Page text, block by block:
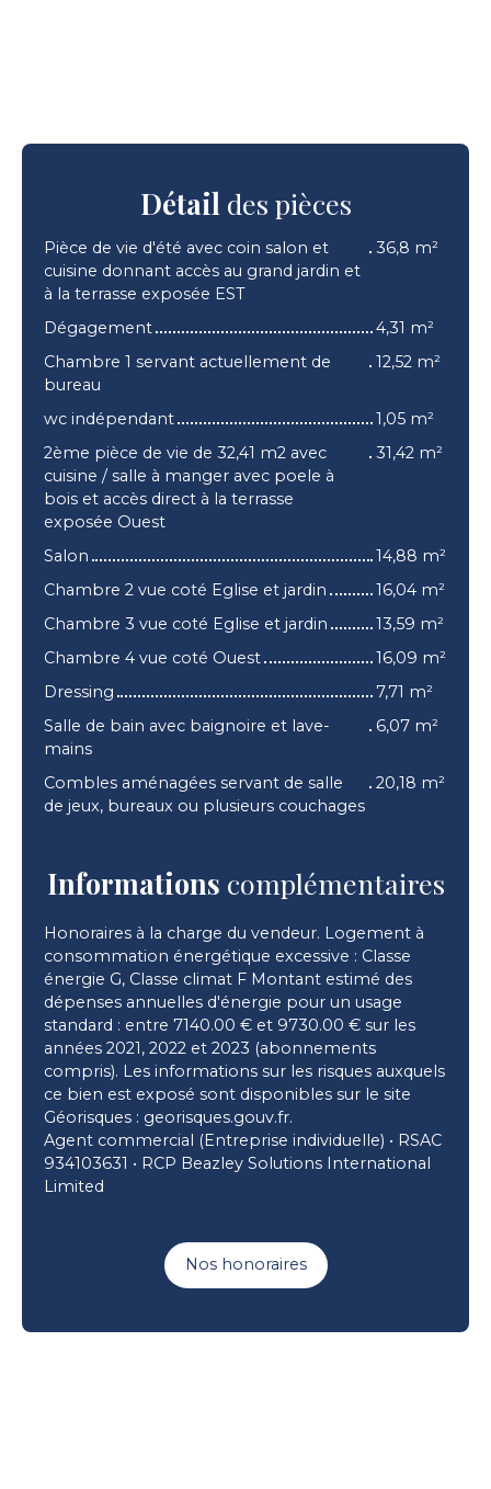
Détail des pièces
Pièce de vie d'été avec coin salon et
cuisine donnant accès au grand jardin et
à la terrasse exposée EST
36,8 m²
Dégagement
4,31 m²
Chambre 1 servant actuellement de
bureau
12,52 m²
wc indépendant
1,05 m²
2ème pièce de vie de 32,41 m2 avec
cuisine / salle à manger avec poele à
bois et accès direct à la terrasse
exposée Ouest
31,42 m²
Salon
14,88 m²
Chambre 2 vue coté Eglise et jardin
16,04 m²
Chambre 3 vue coté Eglise et jardin
13,59 m²
Chambre 4 vue coté Ouest
16,09 m²
Dressing
7,71 m²
Salle de bain avec baignoire et lave-
mains
6,07 m²
Combles aménagées servant de salle
de jeux, bureaux ou plusieurs couchages
20,18 m²
Informations complémentaires
Honoraires à la charge du vendeur. Logement à
consommation énergétique excessive : Classe
énergie G, Classe climat F Montant estimé des
dépenses annuelles d'énergie pour un usage
standard : entre 7140.00 € et 9730.00 € sur les
années 2021, 2022 et 2023 (abonnements
compris). Les informations sur les risques auxquels
ce bien est exposé sont disponibles sur le site
Géorisques : georisques.gouv.fr.
Agent commercial (Entreprise individuelle) • RSAC
934103631 • RCP Beazley Solutions International
Limited
Nos honoraires